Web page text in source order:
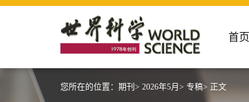
首页
您所在的位置： 期刊> 2026年5月> 专稿> 正文